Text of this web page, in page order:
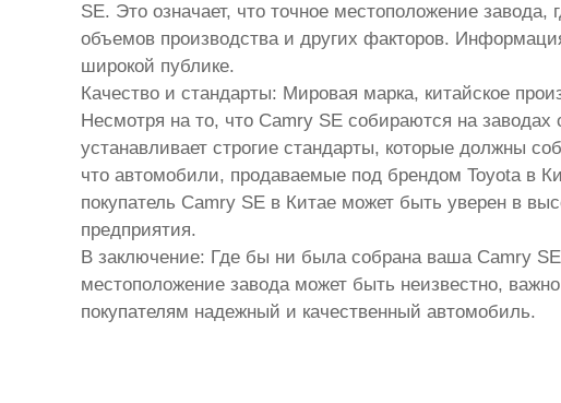
SE. Это означает, что точное местоположение
объемов производства и других факторов.
широкой публике.
Качество и стандарты: Мировая марка, китайское
Несмотря на то, что Camry SE собираются на
устанавливает строгие стандарты, которые должны
что автомобили, продаваемые под брендом Toyota в
покупатель Camry SE в Китае может быть уверен в
предприятия.
В заключение: Где бы ни была собрана ваша Camry
местоположение завода может быть неизвестно,
покупателям надежный и качественный автомобиль.